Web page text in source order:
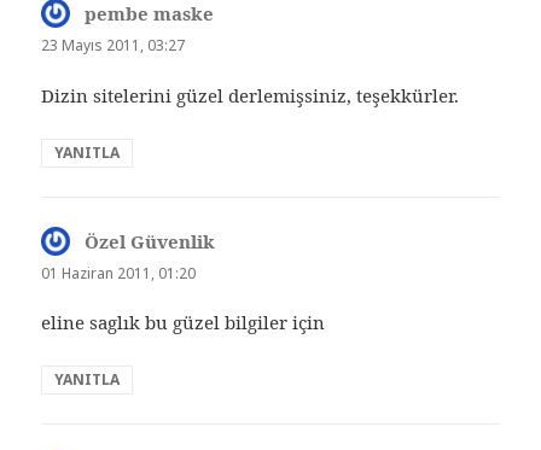
pembe maske
23 Mayıs 2011, 03:27
Dizin sitelerini güzel derlemişsiniz, teşekkürler.
YANITLA
Özel Güvenlik
01 Haziran 2011, 01:20
eline saglık bu güzel bilgiler için
YANITLA